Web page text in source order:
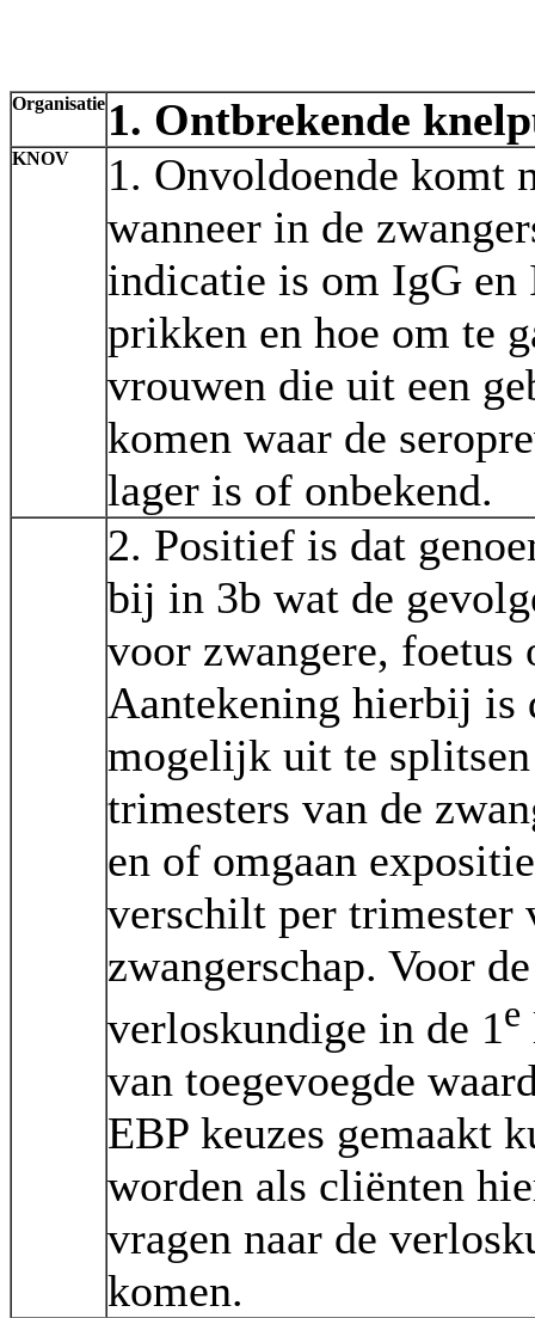
Organisatie 1. Ontbrekende
KNOV
1. Onvoldoende komt
wanneer in de
indicatie is om IgG en
prikken en hoe om te
vrouwen die uit een
komen waar de
lager is of onbekend.
2. Positief is dat
bij in 3b wat de
voor zwangere, foetus
Aantekening hierbij is
mogelijk uit te
trimesters van de
en of omgaan
verschilt per trimester
zwangerschap. Voor de
verloskundige in de 1e
van toegevoegde
EBP keuzes gemaakt
worden als cliënten
vragen naar de
komen.